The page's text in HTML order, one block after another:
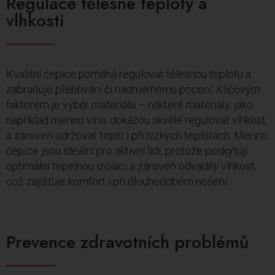
vlhkosti
Kvalitní čepice pomáhá regulovat tělesnou teplotu a
zabraňuje přehřívání či nadměrnému pocení. Klíčovým
faktorem je výběr materiálu – některé materiály, jako
například merino vlna, dokážou skvěle regulovat vlhkost
a zároveň udržovat teplo i při nízkých teplotách. Merino
čepice jsou ideální pro aktivní lidi, protože poskytují
optimální tepelnou izolaci a zároveň odvádějí vlhkost,
což zajišťuje komfort i při dlouhodobém nošení.
Prevence zdravotních problémů